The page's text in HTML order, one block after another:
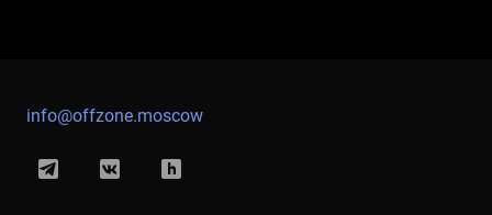
info@offzone.moscow